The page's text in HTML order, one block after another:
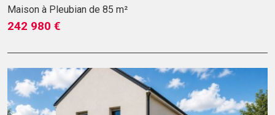
Maison à Pleubian de 85 m²
242 980 €